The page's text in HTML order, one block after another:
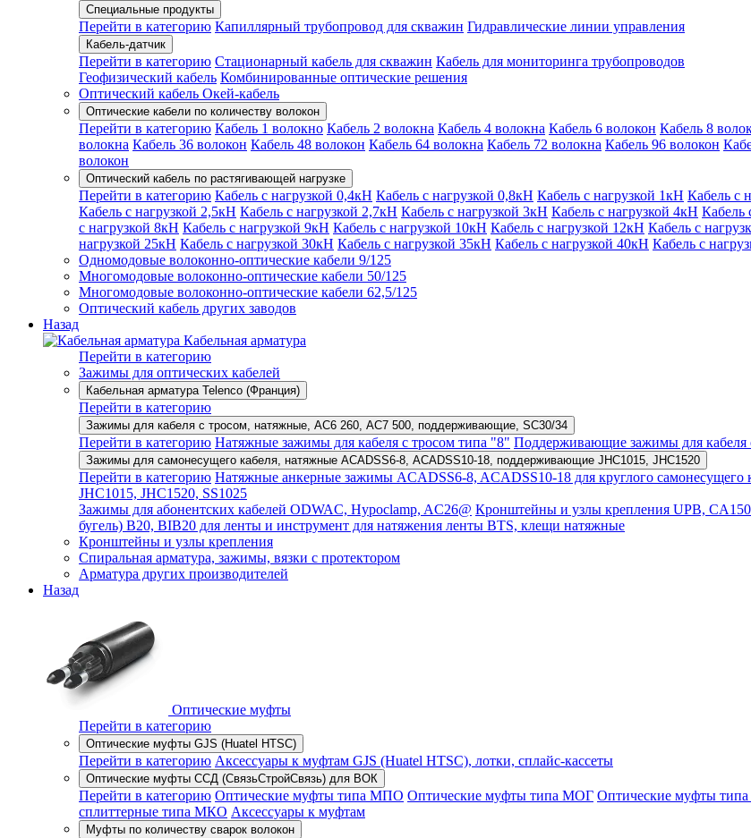
Специальные продукты
Перейти в категорию Капиллярный трубопровод для скважин Гидравлические линии управления
Кабель-датчик
Перейти в категорию Стационарный кабель для скважин Кабель для мониторинга трубопроводов
Геофизический кабель Комбинированные оптические решения
Оптический кабель Окей-кабель
Оптические кабели по количеству волокон
Перейти в категорию Кабель 1 волокно Кабель 2 волокна Кабель 4 волокна Кабель 6 волокон Кабель 8
волокна Кабель 36 волокон Кабель 48 волокон Кабель 64 волокна Кабель 72 волокна Кабель 96 волокон
волокон
Оптический кабель по растягивающей нагрузке
Перейти в категорию Кабель с нагрузкой 0,4кН Кабель с нагрузкой 0,8кН Кабель с нагрузкой 1кН Кабель с
Кабель с нагрузкой 2,5кН Кабель с нагрузкой 2,7кН Кабель с нагрузкой 3кН Кабель с нагрузкой 4кН Кабель
с нагрузкой 8кН Кабель с нагрузкой 9кН Кабель с нагрузкой 10кН Кабель с нагрузкой 12кН Кабель с
нагрузкой 25кН Кабель с нагрузкой 30кН Кабель с нагрузкой 35кН Кабель с нагрузкой 40кН Кабель с
Одномодовые волоконно-оптические кабели 9/125
Многомодовые волоконно-оптические кабели 50/125
Многомодовые волоконно-оптические кабели 62,5/125
Оптический кабель других заводов
Назад
Кабельная арматура
Перейти в категорию
Зажимы для оптических кабелей
Кабельная арматура Telenco (Франция)
Перейти в категорию
Зажимы для кабеля с тросом, натяжные, AC6 260, AC7 500, поддерживающие, SC30/34
Перейти в категорию Натяжные зажимы для кабеля с тросом типа "8" Поддерживающие зажимы для кабеля
Зажимы для самонесущего кабеля, натяжные ACADSS6-8, ACADSS10-18, поддерживающие JHC1015, JHC1520
Перейти в категорию Натяжные анкерные зажимы ACADSS6-8, ACADSS10-18 для круглого самонесущего
JHC1015, JHC1520, SS1025
Зажимы для абонентских кабелей ODWAC, Hypoclamp, AC26@ Кронштейны и узлы крепления UPB,
бугель) B20, BIB20 для ленты и инструмент для натяжения ленты BTS, клещи натяжные
Кронштейны и узлы крепления
Спиральная арматура, зажимы, вязки с протектором
Арматура других производителей
Назад
Оптические муфты
Перейти в категорию
Оптические муфты GJS (Huatel HTSC)
Перейти в категорию Аксессуары к муфтам GJS (Huatel HTSC), лотки, сплайс-кассеты
Оптические муфты ССД (СвязьСтройСвязь) для ВОК
Перейти в категорию Оптические муфты типа МПО Оптические муфты типа МОГ Оптические муфты
сплиттерные типа МКО Аксессуары к муфтам
Муфты по количеству сварок волокон